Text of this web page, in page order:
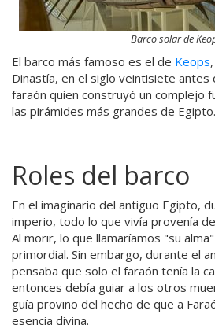
Barco solar de
El barco más famoso es el de Keops
Dinastía, en el siglo veintisiete antes
faraón quien construyó un complejo
las pirámides más grandes de Egipto.
Roles del barco
En el imaginario del antiguo Egipto,
imperio, todo lo que vivía provenía
Al morir, lo que llamaríamos "su
primordial. Sin embargo, durante el
pensaba que solo el faraón tenía la
entonces debía guiar a los otros
guía provino del hecho de que a
esencia divina.